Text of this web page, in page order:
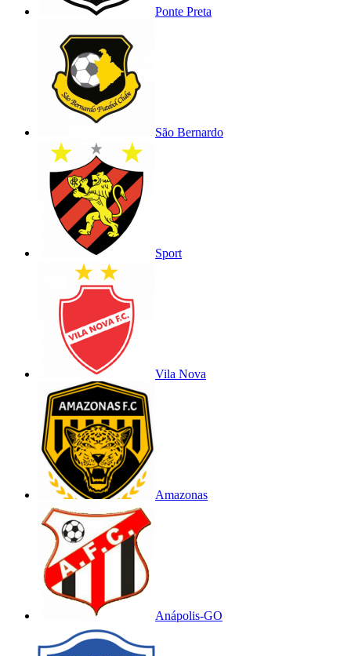
Ponte Preta
São Bernardo
Sport
Vila Nova
Amazonas
Anápolis-GO